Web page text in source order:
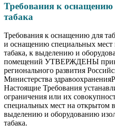
Требования к оснащению
табака
Требования к оснащению для
и оснащению специальных мест
табака, к выделению и
помещений УТВЕРЖДЕНЫ
регионального развития
Министерства
Настоящие Требования
ограничения или их
специальных мест на открытом
выделению и оборудованию
табака.